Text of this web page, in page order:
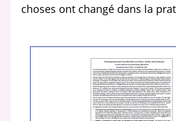
choses ont changé dans la